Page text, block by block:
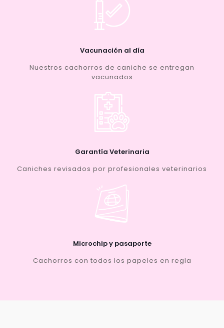
Vacunación al día
Nuestros cachorros de caniche se entregan
vacunados
Garantía Veterinaria
Caniches revisados por profesionales veterinarios
Microchip y pasaporte
Cachorros con todos los papeles en regla